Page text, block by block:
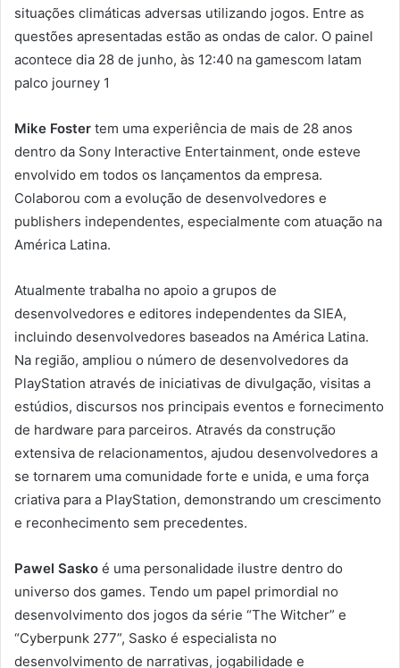
situações climáticas adversas utilizando jogos. Entre as
questões apresentadas estão as ondas de calor. O painel
acontece dia 28 de junho, às 12:40 na gamescom latam
palco journey 1
Mike Foster tem uma experiência de mais de 28 anos
dentro da Sony Interactive Entertainment, onde esteve
envolvido em todos os lançamentos da empresa.
Colaborou com a evolução de desenvolvedores e
publishers independentes, especialmente com atuação na
América Latina.
Atualmente trabalha no apoio a grupos de
desenvolvedores e editores independentes da SIEA,
incluindo desenvolvedores baseados na América Latina.
Na região, ampliou o número de desenvolvedores da
PlayStation através de iniciativas de divulgação, visitas a
estúdios, discursos nos principais eventos e fornecimento
de hardware para parceiros. Através da construção
extensiva de relacionamentos, ajudou desenvolvedores a
se tornarem uma comunidade forte e unida, e uma força
criativa para a PlayStation, demonstrando um crescimento
e reconhecimento sem precedentes.
Pawel Sasko é uma personalidade ilustre dentro do
universo dos games. Tendo um papel primordial no
desenvolvimento dos jogos da série “The Witcher” e
“Cyberpunk 277”, Sasko é especialista no
desenvolvimento de narrativas, jogabilidade e